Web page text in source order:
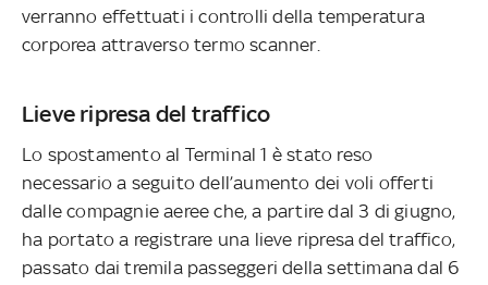
verranno effettuati i controlli della temperatura
corporea attraverso termo scanner.
Lieve ripresa del traffico
Lo spostamento al Terminal 1 è stato reso
necessario a seguito dell’aumento dei voli offerti
dalle compagnie aeree che, a partire dal 3 di giugno,
ha portato a registrare una lieve ripresa del traffico,
passato dai tremila passeggeri della settimana dal 6